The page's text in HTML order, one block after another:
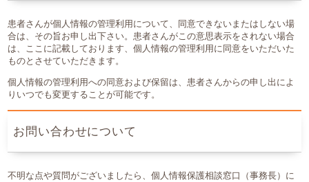
患者さんが個人情報の管理利用について、同意できないまたはしない場
合は、その旨お申し出下さい。患者さんがこの意思表示をされない場合
は、ここに記載しております、個人情報の管理利用に同意をいただいた
ものとさせていただきます。
個人情報の管理利用への同意および保留は、患者さんからの申し出によ
りいつでも変更することが可能です。
お問い合わせについて
不明な点や質問がございましたら、個人情報保護相談窓口（事務長）に